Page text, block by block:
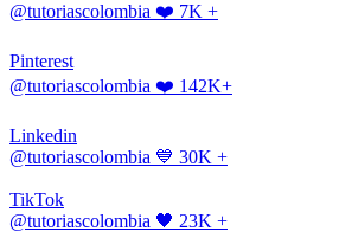
@tutoriascolombia ❤️ 7K +
Pinterest
@tutoriascolombia ❤️ 142K+
Linkedin
@tutoriascolombia 💙 30K +
TikTok
@tutoriascolombia 🖤 23K +